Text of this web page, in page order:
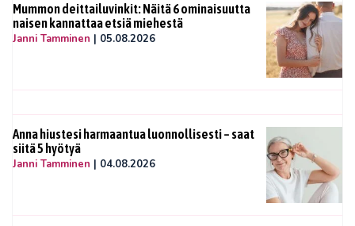
Mummon deittailuvinkit: Näitä 6 ominaisuutta
naisen kannattaa etsiä miehestä
Janni Tamminen | 05.08.2026
Anna hiustesi harmaantua luonnollisesti – saat
siitä 5 hyötyä
Janni Tamminen | 04.08.2026